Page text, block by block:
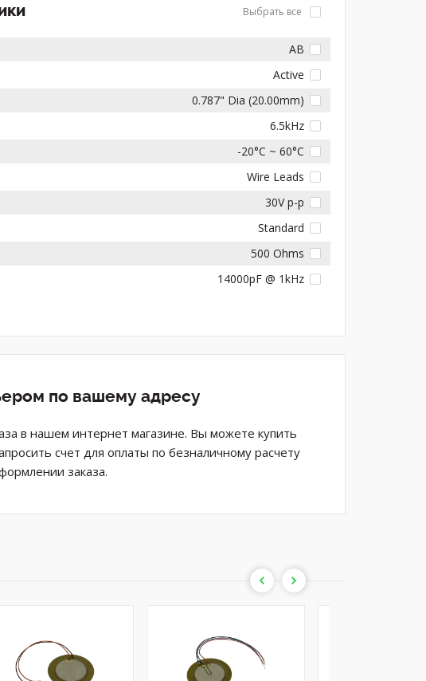
Выбрать все
AB
Active
0.787" Dia (20.00mm)
6.5kHz
-20°C ~ 60°C
Wire Leads
30V p-p
Standard
500 Ohms
14000pF @ 1kHz
по вашему адресу
в нашем интернет магазине. Вы можете купить
счет для оплаты по безналичному расчету
заказа.